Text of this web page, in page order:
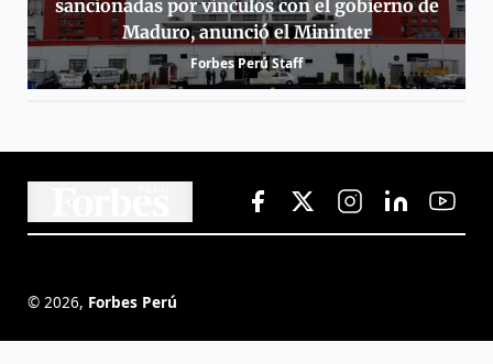
sancionadas por vínculos con el gobierno de
Maduro, anunció el Mininter
Forbes Perú Staff
© 2026, Forbes Perú